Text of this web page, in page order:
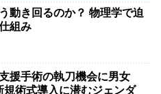
動き回るのか？ 物理学で迫
組み
援手術の執刀機会に男女
術式導入に潜むジェンダ